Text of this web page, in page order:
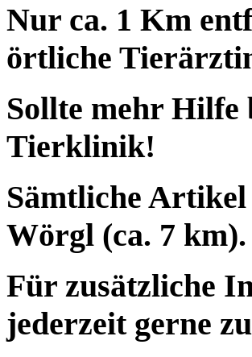
Nur ca. 1 Km
örtliche
Sollte mehr Hilfe
Tierklinik!
Sämtliche
Wörgl (ca. 7 km).
Für zusätzliche
jederzeit gerne